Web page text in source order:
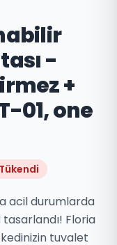
-
+
01, one
Tükendi
acil durumlarda
Floria
tuvalet